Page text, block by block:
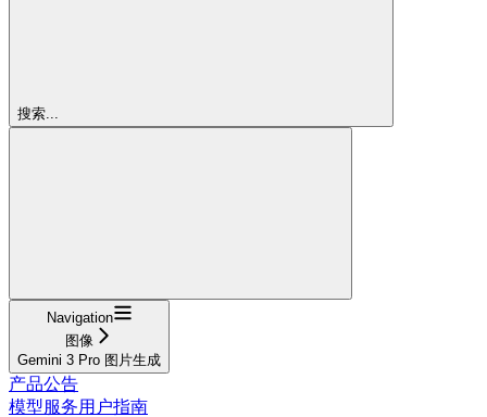
搜索...
Navigation
图像
Gemini 3 Pro 图片生成
产品公告
模型服务用户指南